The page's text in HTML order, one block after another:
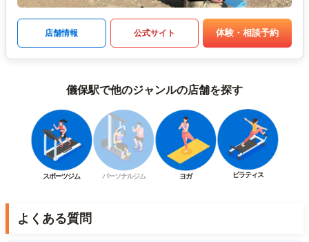
店舗情報 公式サイト 体験・相談予約
儀保駅で他のジャンルの店舗を探す
スポーツジム パーソナルジム ヨガ ピラティス
よくある質問